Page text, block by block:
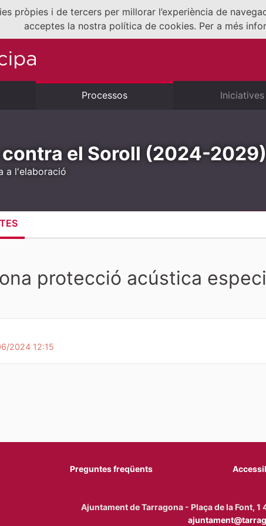
pròpies i de tercers per millorar l’experiència de
acceptes la nostra política de cookies. Per a més
Processos Iniciatives
contra el Soroll (2024-2029)
a l'elaboració
protecció acústica
2024 12:15
Preguntes freqüents
Ajuntament de Tarragona - Plaça de la Font,